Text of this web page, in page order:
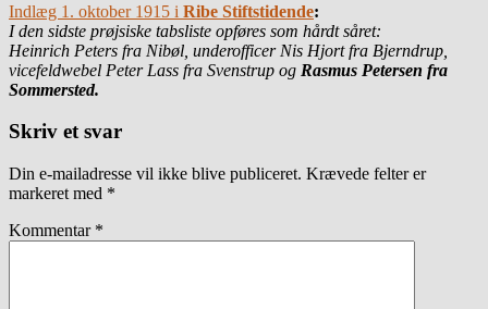
Indlæg 1. oktober 1915 i Ribe Stiftstidende:
I den sidste prøjsiske tabsliste opføres som hårdt såret:
Heinrich Peters fra Nibøl, underofficer Nis Hjort fra Bjerndrup,
vicefeldwebel Peter Lass fra Svenstrup og Rasmus Petersen fra
Sommersted.
Skriv et svar
Din e-mailadresse vil ikke blive publiceret. Krævede felter er
markeret med *
Kommentar *